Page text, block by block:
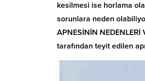
kesilmesi ise horlama
sorunlara neden
APNESİNİN
tarafından teyit edilen